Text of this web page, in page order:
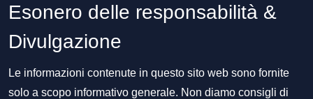
Esonero delle responsabilità &
Divulgazione
Le informazioni contenute in questo sito web sono fornite
solo a scopo informativo generale. Non diamo consigli di